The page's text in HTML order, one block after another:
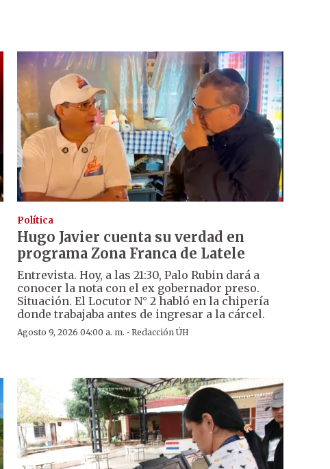
Política
Hugo Javier cuenta su verdad en
programa Zona Franca de Latele
Entrevista. Hoy, a las 21:30, Palo Rubin dará a
conocer la nota con el ex gobernador preso.
Situación. El Locutor N° 2 habló en la chipería
donde trabajaba antes de ingresar a la cárcel.
Agosto 9, 2026 04:00 a. m. · Redacción ÚH